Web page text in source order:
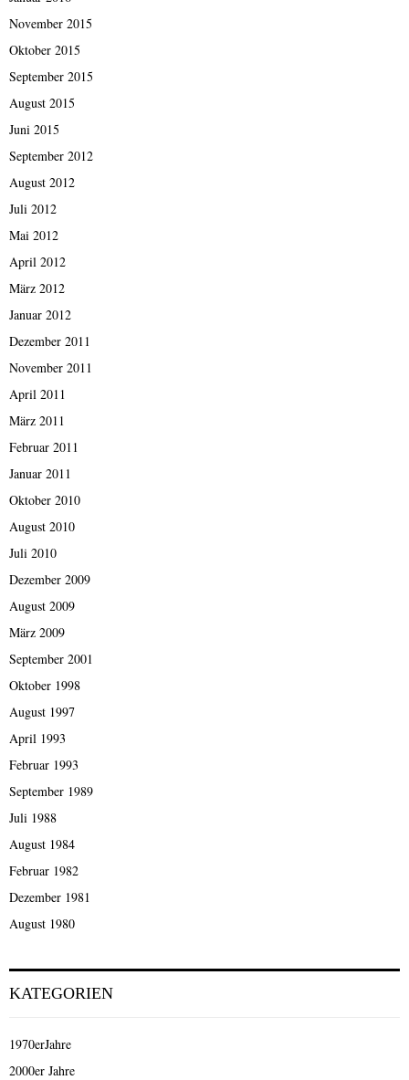
November 2015
Oktober 2015
September 2015
August 2015
Juni 2015
September 2012
August 2012
Juli 2012
Mai 2012
April 2012
März 2012
Januar 2012
Dezember 2011
November 2011
April 2011
März 2011
Februar 2011
Januar 2011
Oktober 2010
August 2010
Juli 2010
Dezember 2009
August 2009
März 2009
September 2001
Oktober 1998
August 1997
April 1993
Februar 1993
September 1989
Juli 1988
August 1984
Februar 1982
Dezember 1981
August 1980
KATEGORIEN
1970erJahre
2000er Jahre